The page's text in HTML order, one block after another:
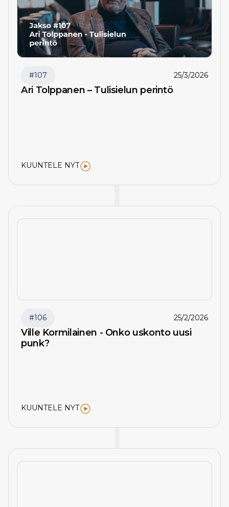
#107 25/3/2026
Ari Tolppanen – Tulisielun perintö
KUUNTELE NYT
#106 25/2/2026
Ville Kormilainen - Onko uskonto uusi
punk?
KUUNTELE NYT